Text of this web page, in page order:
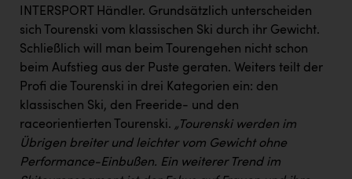
Dopgas
kunden basics
INTERSPORT Händler. Grundsätzlich unterscheiden
sich Tourenski vom klassischen Ski durch ihr Gewicht.
Schließlich will man beim Tourengehen nicht schon
beim Aufstieg aus der Puste geraten. Weiters teilt der
Profi die Tourenski in drei Kategorien ein: den
klassischen Ski, den Freeride- und den
raceorientierten Tourenski. „Tourenski werden im
Übrigen breiter und leichter vom Gewicht ohne
Performance-Einbußen. Ein weiterer Trend im